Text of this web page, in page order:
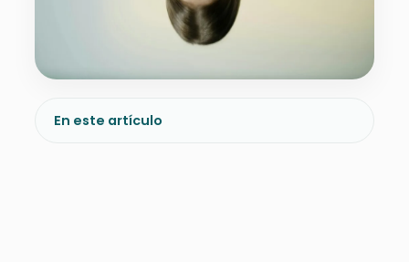
En este artículo